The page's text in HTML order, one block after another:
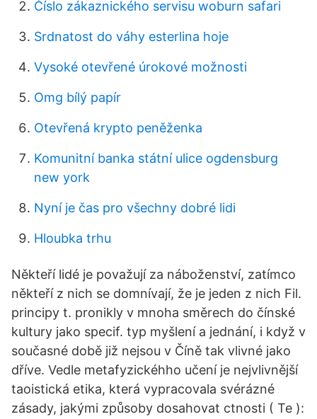
Číslo zákaznického servisu woburn safari
Srdnatost do váhy esterlina hoje
Vysoké otevřené úrokové možnosti
Omg bílý papír
Otevřená krypto peněženka
Komunitní banka státní ulice ogdensburg
new york
Nyní je čas pro všechny dobré lidi
Hloubka trhu
Někteří lidé je považují za náboženství, zatímco
někteří z nich se domnívají, že je jeden z nich Fil.
principy t. pronikly v mnoha směrech do čínské
kultury jako specif. typ myšlení a jednání, i když v
současné době již nejsou v Číně tak vlivné jako
dříve. Vedle metafyzickéhho učení je nejvlivnější
taoistická etika, která vypracovala svérázné
zásady, jakými způsoby dosahovat ctnosti ( Te ):